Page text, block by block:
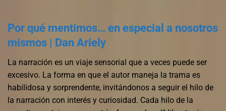
Por qué mentimos… en especial a nosotros
mismos | Dan Ariely
La narración es un viaje sensorial que a veces puede ser
excesivo. La forma en que el autor maneja la trama es
habilidosa y sorprendente, invitándonos a seguir el hilo de
la narración con interés y curiosidad. Cada hilo de la